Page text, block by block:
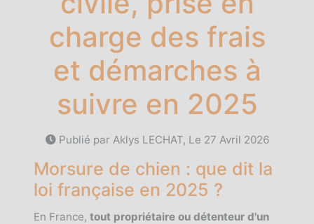
charge des frais
et démarches à
suivre en 2025
Publié par Aklys LECHAT, Le 27 Avril 2026
Morsure de chien : que dit la
loi française en 2025 ?
En France, tout propriétaire ou détenteur d'un